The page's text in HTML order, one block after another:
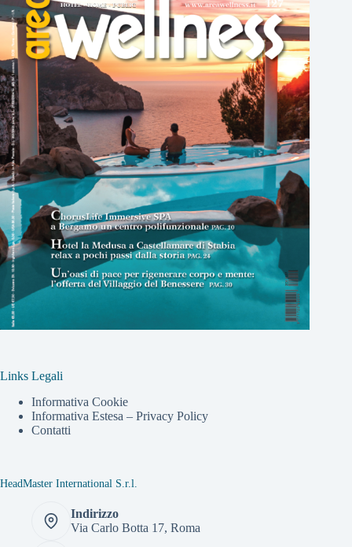
Links Legali
Informativa Cookie
Informativa Estesa – Privacy Policy
Contatti
HeadMaster International S.r.l.
Indirizzo
Via Carlo Botta 17, Roma